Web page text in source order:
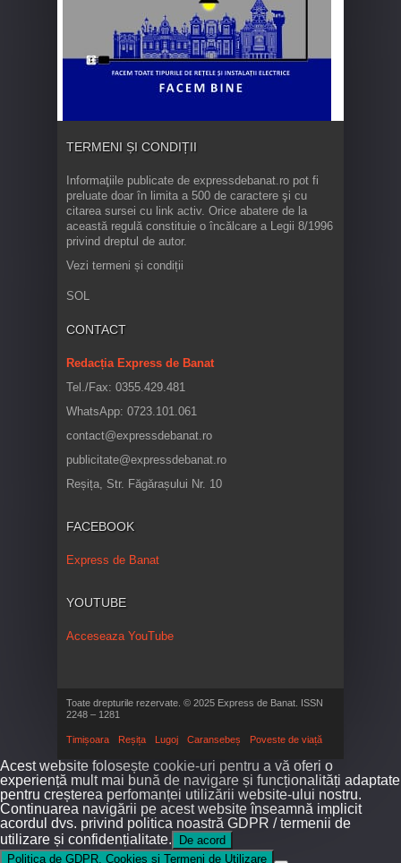
TERMENI ȘI CONDIȚII
Informaţiile publicate de expressdebanat.ro pot fi
preluate doar în limita a 500 de caractere şi cu
citarea sursei cu link activ. Orice abatere de la
această regulă constituie o încălcare a Legii 8/1996
privind dreptul de autor.
Vezi termeni și condiții
SOL
CONTACT
Redacția Express de Banat
Tel./Fax: 0355.429.481
WhatsApp: 0723.101.061
contact@expressdebanat.ro
publicitate@expressdebanat.ro
Reșița, Str. Făgărașului Nr. 10
FACEBOOK
Express de Banat
YOUTUBE
Acceseaza YouTube
Toate drepturile rezervate. © 2025 Express de Banat. ISSN
2248 – 1281
Timișoara Reșița Lugoj Caransebeș Poveste de viață
Acest website folosește cookie-uri pentru a vă oferi o
experiență mult mai bună de navigare și funcționalități adaptate
pentru creșterea perfomanței utilizării website-ului nostru.
Continuarea navigării pe acest website înseamnă implicit
acordul dvs. privind politica noastră GDPR / termenii de
utilizare și confidențialitate.
De acord
Politica de GDPR, Cookies și Termeni de Utilizare